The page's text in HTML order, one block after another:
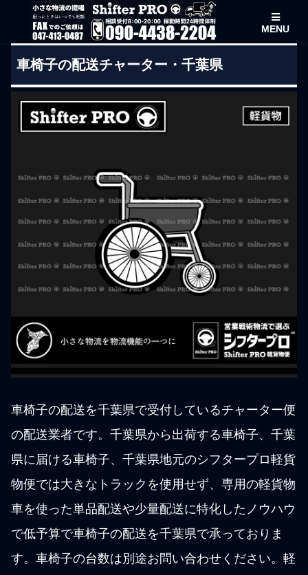
MENU
車椅子の配送チャーター・千葉県
車椅子の配送を千葉県で受付しているチャーター便
の配送業者です。千葉県から出荷する車椅子、千葉
県に届ける車椅子、千葉県地元のシフタープロ軽貨
物便では大きなトラックを使用せず、専用の軽貨物
車を使った単品配送や少量配送に特化したノウハウ
で低予算で車椅子の配送を千葉県で承っておりま
す。車椅子の台数は別途お問い合わせください。軽